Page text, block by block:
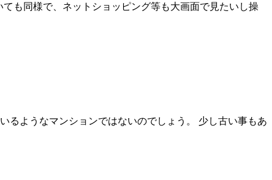
も同様で、ネットショッピング等も大画面で見たいし操
るようなマンションではないのでしょう。 少し古い事もあ